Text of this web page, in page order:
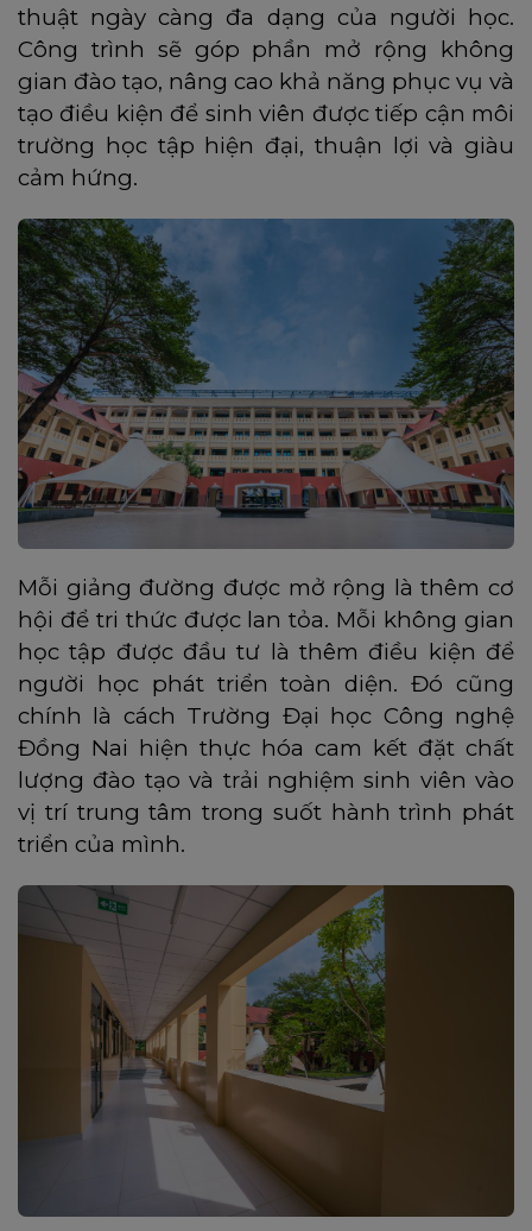
thuật ngày càng đa dạng của người học.
Công trình sẽ góp phần mở rộng không
gian đào tạo, nâng cao khả năng phục vụ và
tạo điều kiện để sinh viên được tiếp cận môi
trường học tập hiện đại, thuận lợi và giàu
cảm hứng.
Mỗi giảng đường được mở rộng là thêm cơ
hội để tri thức được lan tỏa. Mỗi không gian
học tập được đầu tư là thêm điều kiện để
người học phát triển toàn diện. Đó cũng
chính là cách Trường Đại học Công nghệ
Đồng Nai hiện thực hóa cam kết đặt chất
lượng đào tạo và trải nghiệm sinh viên vào
vị trí trung tâm trong suốt hành trình phát
triển của mình.